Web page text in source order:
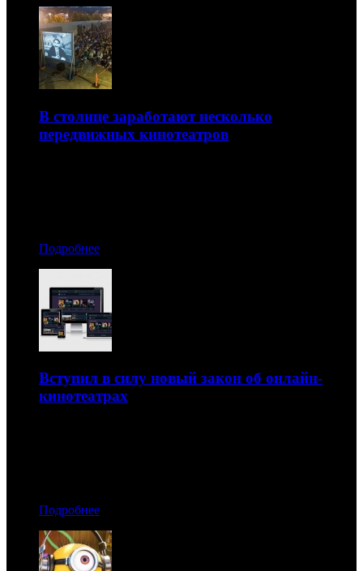
В столице заработают несколько
передвижных кинотеатров
Подробнее
Вступил в силу новый закон об онлайн-
кинотеатрах
Подробнее